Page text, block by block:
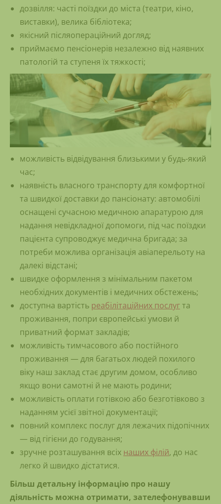
дозвілля: часті поїздки до міста (театри, кіно,
виставки), велика бібліотека;
якісний післяопераційний догляд;
приймаємо пенсіонерів незалежно від наявних
патологій та ступеня їх тяжкості;
можливість відвідування близькими у будь-який
час;
наявність власного транспорту для комфортної
та швидкої доставки до пансіонату: автомобілі
оснащені сучасною медичною апаратурою для
надання невідкладної допомоги, під час поїздки
пацієнта супроводжує медична бригада; за
потреби можлива організація авіаперельоту на
далекі відстані;
швидке оформлення з мінімальним пакетом
необхідних документів і медичних обстежень;
доступна вартість реабілітаційних послугта
проживання, попри європейські умови й
приватний формат закладів;
можливість тимчасового або постійного
проживання — для багатьох людей похилого
віку наш заклад стає другим домом, особливо
якщо вони самотні й не мають родини;
можливість оплати готівкою або безготівково з
наданням усієї звітної документації;
повний комплекс послуг для лежачих підопічних
— від гігієни до годування;
зручне розташування всіх наших філій, до нас
легко й швидко дістатися.
Більш детальну інформацію про нашу
діяльність можна отримати, зателефонувавши